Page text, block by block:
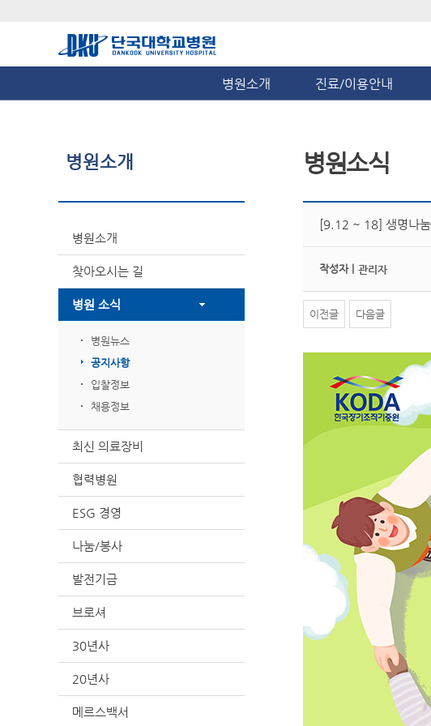
병원소개 진료/이용안내
병원소개
병원소개
찾아오시는 길
병원 소식
병원뉴스
공지사항
입찰정보
채용정보
최신 의료장비
협력병원
ESG 경영
나눔/봉사
발전기금
브로셔
30년사
20년사
메르스백서
병원소식
[9.12 ~ 18] 생명나눔
작성자 | 관리자
이전글 다음글